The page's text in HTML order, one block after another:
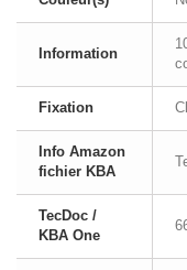
Information
Fixation
Info Amazon
fichier KBA
TecDoc /
KBA One